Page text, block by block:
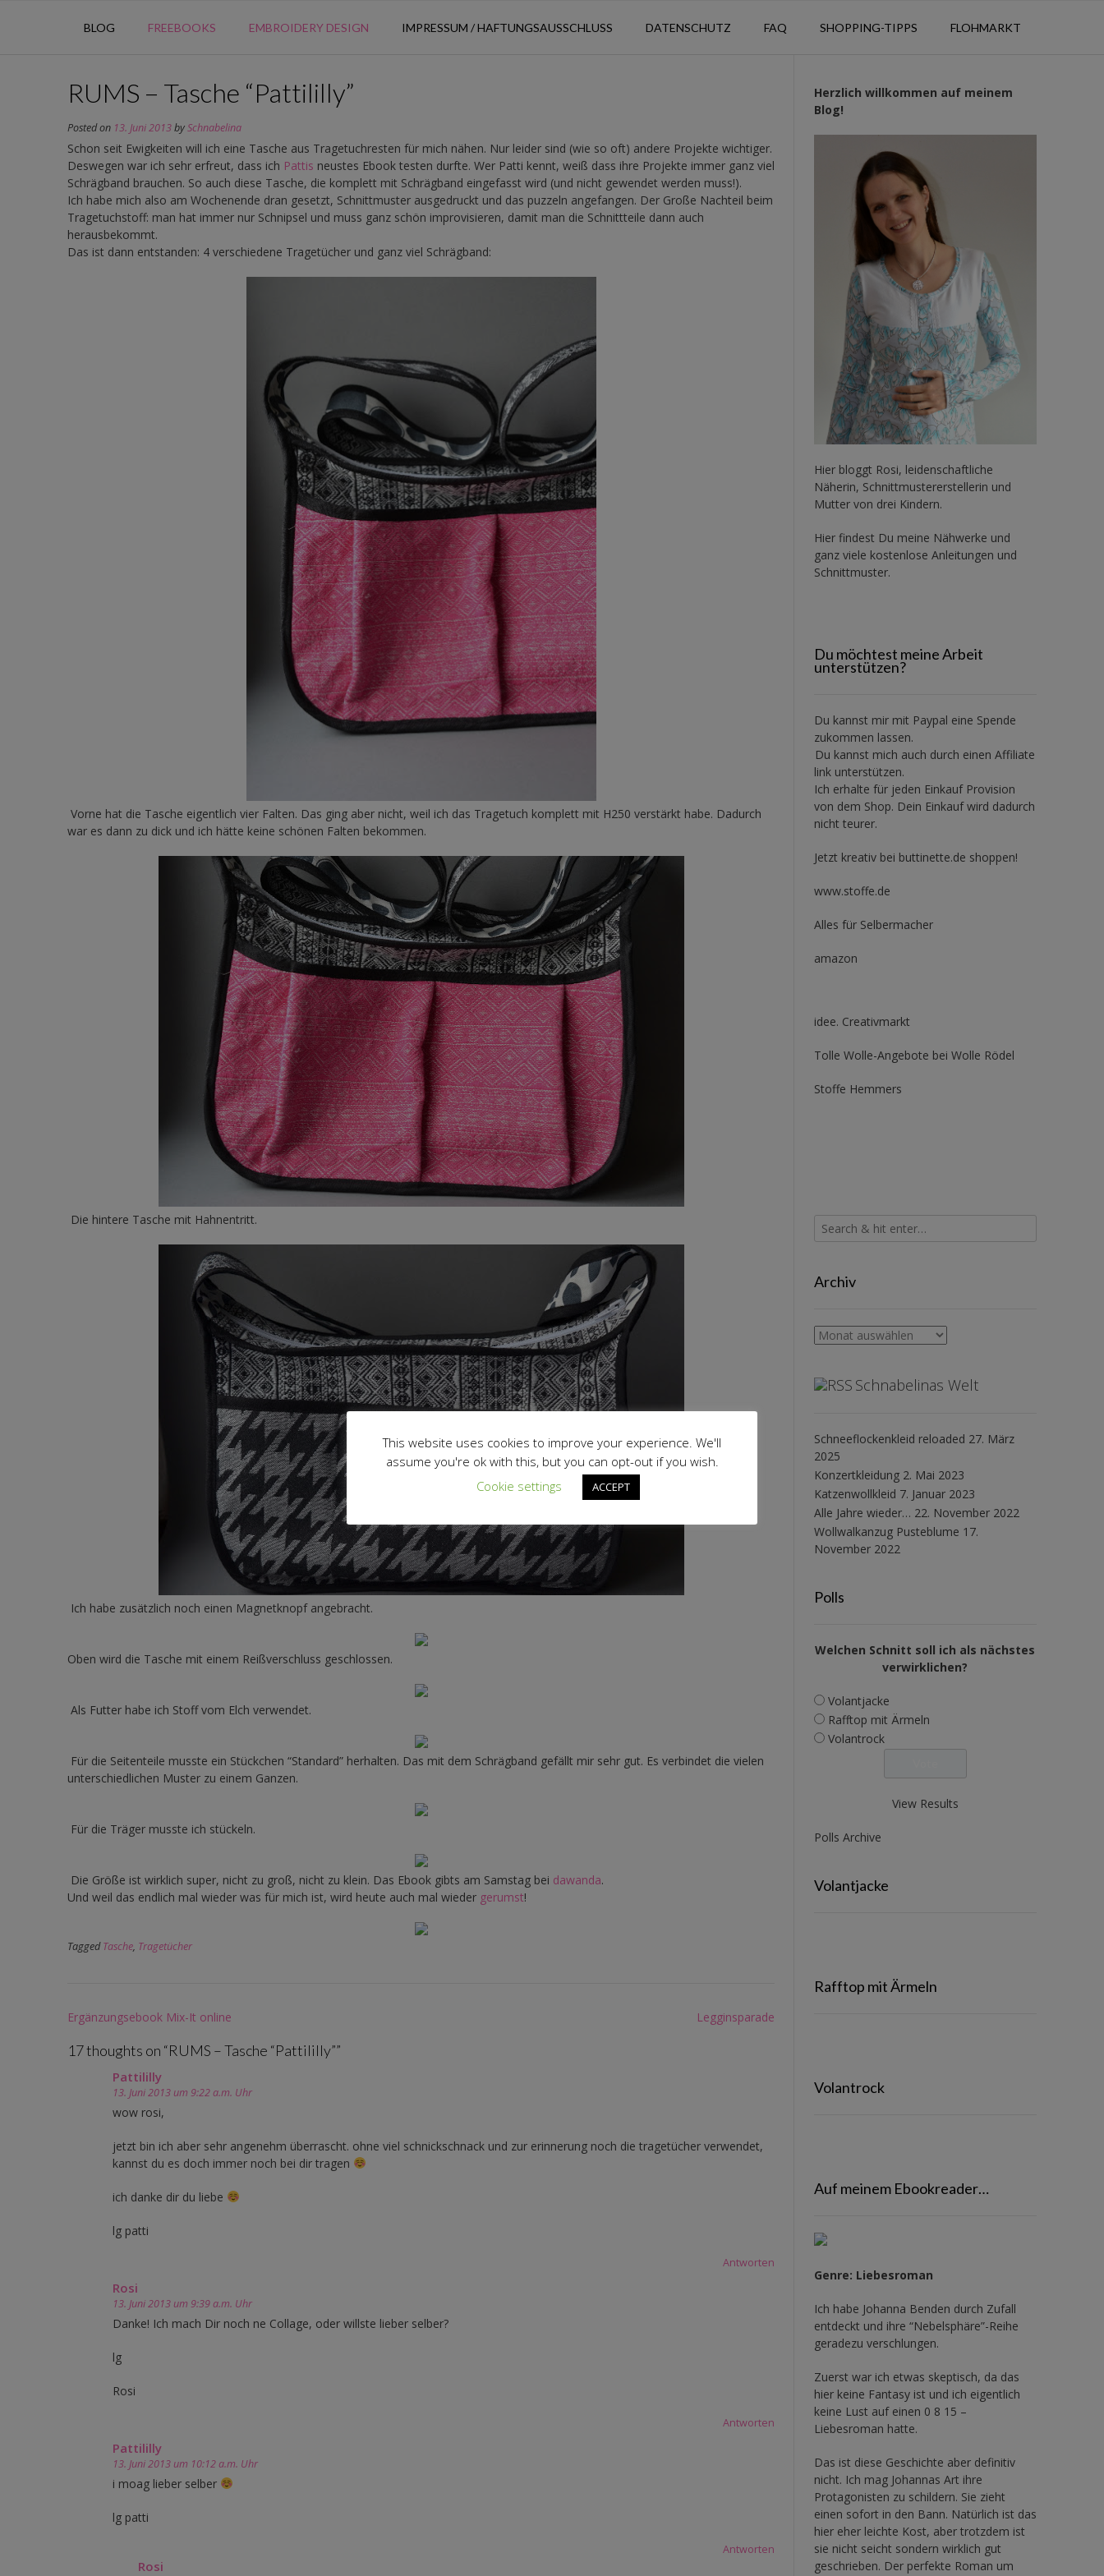
BLOG FREEBOOKS EMBROIDERY DESIGN IMPRESSUM / HAFTUNGSAUSSCHLUSS DATENSCHUTZ FAQ SHOPPING-TIPPS FLOHMARKT
RUMS – Tasche “Pattililly”
Posted on 13. Juni 2013bySchnabelina
Schon seit Ewigkeiten will ich eine Tasche aus Tragetuchresten für mich nähen. Nur leider sind (wie so oft) andere Projekte wichtiger.
Deswegen war ich sehr erfreut, dass ich Pattis neustes Ebook testen durfte. Wer Patti kennt, weiß dass ihre Projekte immer ganz viel
Schrägband brauchen. So auch diese Tasche, die komplett mit Schrägband eingefasst wird (und nicht gewendet werden muss!).
Ich habe mich also am Wochenende dran gesetzt, Schnittmuster ausgedruckt und das puzzeln angefangen. Der Große Nachteil beim
Tragetuchstoff: man hat immer nur Schnipsel und muss ganz schön improvisieren, damit man die Schnittteile dann auch
herausbekommt.
Das ist dann entstanden: 4 verschiedene Tragetücher und ganz viel Schrägband:
Vorne hat die Tasche eigentlich vier Falten. Das ging aber nicht, weil ich das Tragetuch komplett mit H250 verstärkt habe. Dadurch
war es dann zu dick und ich hätte keine schönen Falten bekommen.
Die hintere Tasche mit Hahnentritt.
Ich habe zusätzlich noch einen Magnetknopf angebracht.
Oben wird die Tasche mit einem Reißverschluss geschlossen.
Als Futter habe ich Stoff vom Elch verwendet.
Für die Seitenteile musste ein Stückchen “Standard” herhalten. Das mit dem Schrägband gefällt mir sehr gut. Es verbindet die vielen
unterschiedlichen Muster zu einem Ganzen.
Für die Träger musste ich stückeln.
Die Größe ist wirklich super, nicht zu groß, nicht zu klein. Das Ebook gibts am Samstag bei dawanda.
Und weil das endlich mal wieder was für mich ist, wird heute auch mal wieder gerumst!
TaggedTasche, Tragetücher
Post
Ergänzungsebook Mix-It online Legginsparade
17 thoughts on “RUMS – Tasche “Pattililly””
Pattililly
13. Juni 2013 um 9:22 a.m. Uhr
wow rosi,
jetzt bin ich aber sehr angenehm überrascht. ohne viel schnickschnack und zur erinnerung noch die tragetücher verwendet,
kannst du es doch immer noch bei dir tragen
ich danke dir du liebe
lg patti
Antworten
Rosi
13. Juni 2013 um 9:39 a.m. Uhr
Danke! Ich mach Dir noch ne Collage, oder willste lieber selber?
lg
Rosi
Antworten
Pattililly
13. Juni 2013 um 10:12 a.m. Uhr
i moag lieber selber
lg patti
Antworten
Rosi
Herzlich willkommen auf meinem
Blog!
Hier bloggt Rosi, leidenschaftliche
Näherin, Schnittmustererstellerin und
Mutter von drei Kindern.
Hier findest Du meine Nähwerke und
ganz viele kostenlose Anleitungen und
Schnittmuster.
Du möchtest meine Arbeit
unterstützen?
Du kannst mir mit Paypal eine Spende
zukommen lassen.
Du kannst mich auch durch einen Affiliate
link unterstützen.
Ich erhalte für jeden Einkauf Provision
von dem Shop. Dein Einkauf wird dadurch
nicht teurer.
Jetzt kreativ bei buttinette.de shoppen!
www.stoffe.de
Alles für Selbermacher
amazon
idee. Creativmarkt
Tolle Wolle-Angebote bei Wolle Rödel
Stoffe Hemmers
Archiv
Archiv
Schnabelinas Welt
Schneeflockenkleid reloaded 27. März
2025
Konzertkleidung 2. Mai 2023
Katzenwollkleid 7. Januar 2023
Alle Jahre wieder… 22. November 2022
Wollwalkanzug Pusteblume 17.
November 2022
Polls
Welchen Schnitt soll ich als nächstes
verwirklichen?
Volantjacke
Rafftop mit Ärmeln
Volantrock
View Results
Polls Archive
Volantjacke
Rafftop mit Ärmeln
Volantrock
Auf meinem Ebookreader…
Genre: Liebesroman
Ich habe Johanna Benden durch Zufall
entdeckt und ihre “Nebelsphäre”-Reihe
geradezu verschlungen.
Zuerst war ich etwas skeptisch, da das
hier keine Fantasy ist und ich eigentlich
keine Lust auf einen 0 8 15 –
Liebesroman hatte.
Das ist diese Geschichte aber definitiv
nicht. Ich mag Johannas Art ihre
Protagonisten zu schildern. Sie zieht
einen sofort in den Bann. Natürlich ist das
hier eher leichte Kost, aber trotzdem ist
sie nicht seicht sondern wirklich gut
geschrieben. Der perfekte Roman um
This website uses cookies to improve your experience. We'll
assume you're ok with this, but you can opt-out if you wish.
Cookie settings
ACCEPT